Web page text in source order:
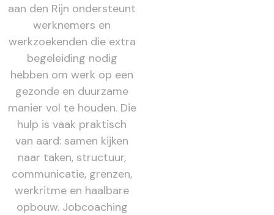
aan den Rijn ondersteunt
werknemers en
werkzoekenden die extra
begeleiding nodig
hebben om werk op een
gezonde en duurzame
manier vol te houden. Die
hulp is vaak praktisch
van aard: samen kijken
naar taken, structuur,
communicatie, grenzen,
werkritme en haalbare
opbouw. Jobcoaching